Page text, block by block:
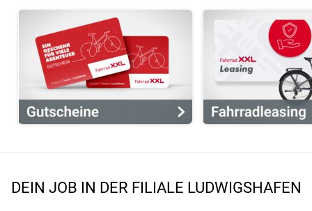
DEIN JOB IN DER FILIALE LUDWIGSHAFEN